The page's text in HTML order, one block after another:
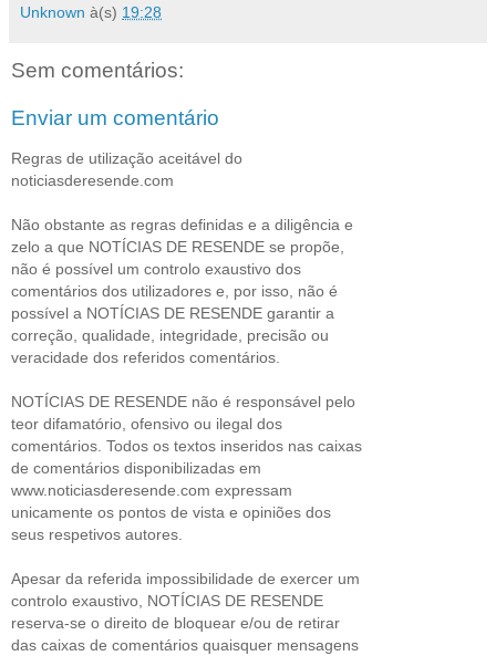
Unknown à(s) 19:28
Sem comentários:
Enviar um comentário
Regras de utilização aceitável do
noticiasderesende.com
Não obstante as regras definidas e a diligência e
zelo a que NOTÍCIAS DE RESENDE se propõe,
não é possível um controlo exaustivo dos
comentários dos utilizadores e, por isso, não é
possível a NOTÍCIAS DE RESENDE garantir a
correção, qualidade, integridade, precisão ou
veracidade dos referidos comentários.
NOTÍCIAS DE RESENDE não é responsável pelo
teor difamatório, ofensivo ou ilegal dos
comentários. Todos os textos inseridos nas caixas
de comentários disponibilizadas em
www.noticiasderesende.com expressam
unicamente os pontos de vista e opiniões dos
seus respetivos autores.
Apesar da referida impossibilidade de exercer um
controlo exaustivo, NOTÍCIAS DE RESENDE
reserva-se o direito de bloquear e/ou de retirar
das caixas de comentários quaisquer mensagens